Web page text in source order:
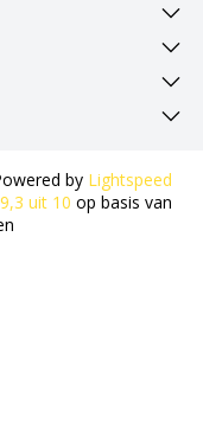
by Lightspeed
9,3 uit 10 op basis van